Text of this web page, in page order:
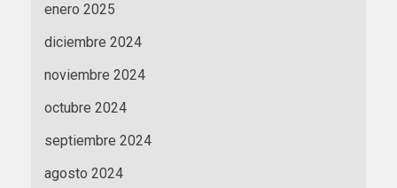
enero 2025
diciembre 2024
noviembre 2024
octubre 2024
septiembre 2024
agosto 2024